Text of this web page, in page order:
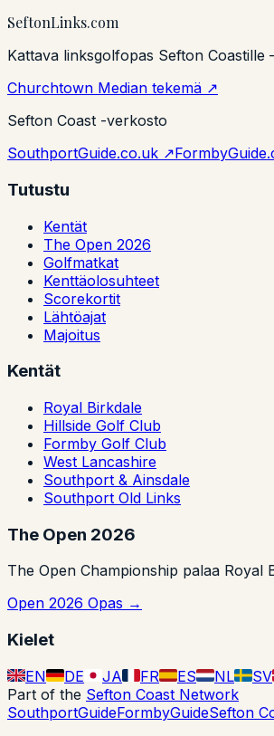
SeftonLinks.com
Kattava linksgolfopas Sefton
Churchtown Median tekemä ↗
Sefton Coast -verkosto
SouthportGuide.co.uk ↗
Tutustu
Kentät
The Open 2026
Golfmatkat
Kenttäolosuhteet
Scorekortit
Lähtöajat
Majoitus
Kentät
Royal Birkdale
Hillside Golf Club
Formby Golf Club
West Lancashire
Southport & Ainsdale
Southport Old Links
The Open 2026
The Open Championship palaa
Open 2026 Opas →
Kielet
EN DE JA FR ES NL SV
Part of the Sefton Coast Network
SouthportGuideFormbyGuideSefton